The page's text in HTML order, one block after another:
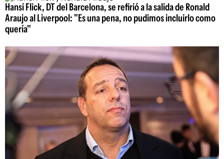
Hansi Flick, DT del Barcelona, se refirió a la salida de Ronald
Araujo al Liverpool: "Es una pena, no pudimos incluirlo como
quería"